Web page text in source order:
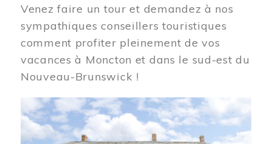
Venez faire un tour et demandez à nos
sympathiques conseillers touristiques
comment profiter pleinement de vos
vacances à Moncton et dans le sud-est du
Nouveau-Brunswick !
Image